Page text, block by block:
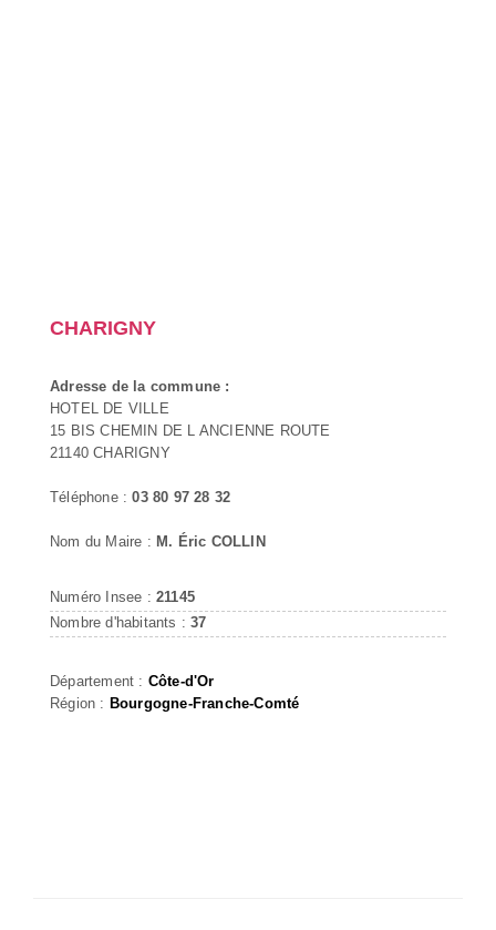
CHARIGNY
Adresse de la commune :
HOTEL DE VILLE
15 BIS CHEMIN DE L ANCIENNE ROUTE
21140 CHARIGNY
Téléphone :03 80 97 28 32
Nom du Maire : M. Éric COLLIN
Numéro Insee : 21145
Nombre d'habitants :37
Département : Côte-d'Or
Région : Bourgogne-Franche-Comté